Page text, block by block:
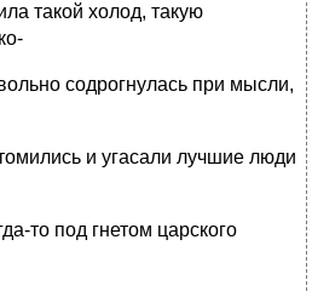
такой холод, такую
содрогнулась при мысли,
и угасали лучшие люди
то под гнетом царского